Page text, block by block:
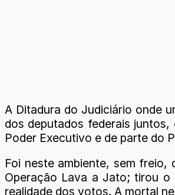
A Ditadura do Judiciário onde
dos deputados federais
Poder Executivo e de parte do
Foi neste ambiente, sem
Operação Lava a Jato; tirou o
realidade dos votos. A mortal